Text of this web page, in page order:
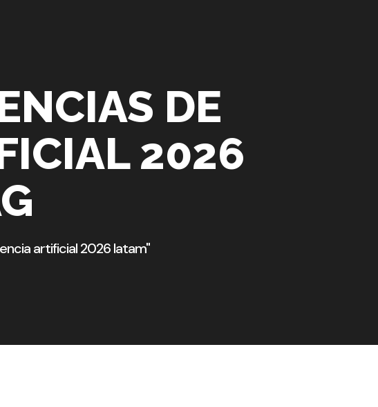
DE
2026
artificial 2026 latam"